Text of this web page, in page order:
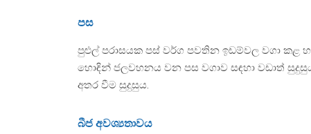
පස
පුළුල් පරාසයක පස් වර්ග පවතින ඉඩම්වල වගා කළ
හොඳින් ජලවහනය වන පස වගාව සඳහා වඩාත්
අතර වීම සුදුසුය.
බීජ අවශ්‍යතාවය